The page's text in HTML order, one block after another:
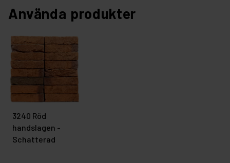
Använda produkter
3240 Röd
handslagen -
Schatterad